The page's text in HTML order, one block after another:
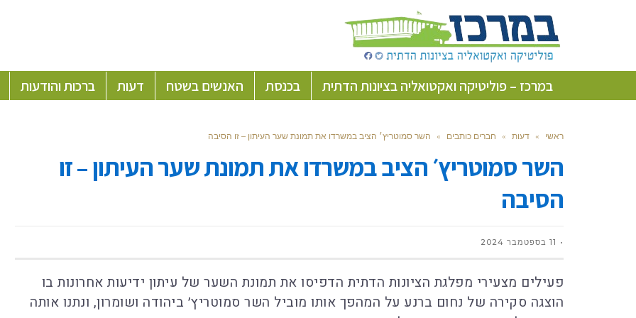
במרכז – פוליטיקה ואקטואליה בציונות הדתית בכנסת האנשים בשטח דעות ברכות והודעות
ראשי » דעות » חברים כותבים » השר סמוטריץ׳ הציב במשרדו את תמונת שער העיתון – זו הסיבה
השר סמוטריץ׳ הציב במשרדו את תמונת שער העיתון – זו
הסיבה
11 בספטמבר 2024
פעילים מצעירי מפלגת הציונות הדתית הדפיסו את תמונת השער של עיתון ידיעות אחרונות בו
הוצגה סקירה של נחום ברנע על המהפך אותו מוביל השר סמוטריץ׳ ביהודה ושומרון, ונתנו אותה